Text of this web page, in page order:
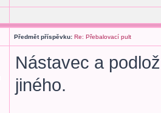
Předmět příspěvku: Re: Přebalovací pult
Nástavec a
jiného.